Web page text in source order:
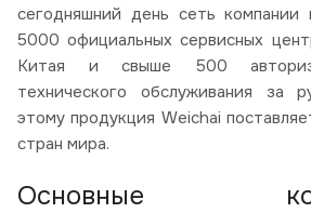
сегодняшний день сеть компании
5000 официальных сервисных
Китая и свыше 500
технического обслуживания за
этому продукция Weichai
стран мира.
Основные